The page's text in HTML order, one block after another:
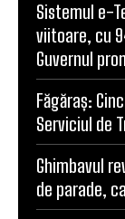
Sistemul e-
viitoare, cu
Guvernul
Făgăraș:
Serviciul de
Ghimbavul
de parade,